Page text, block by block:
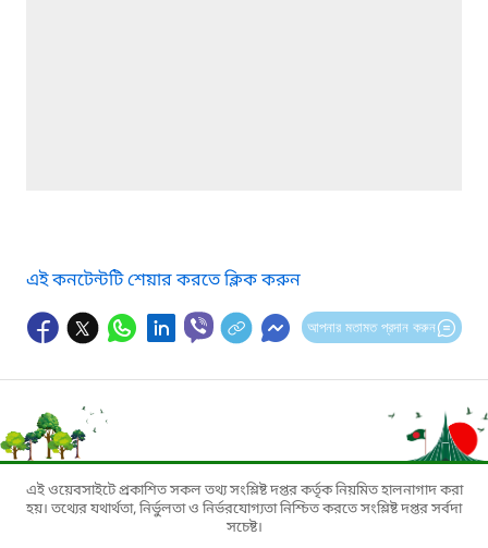
এই কনটেন্টটি শেয়ার করতে ক্লিক করুন
আপনার মতামত প্রদান করুন
এই ওয়েবসাইটে প্রকাশিত সকল তথ্য সংশ্লিষ্ট দপ্তর কর্তৃক নিয়মিত হালনাগাদ করা
হয়। তথ্যের যথার্থতা, নির্ভুলতা ও নির্ভরযোগ্যতা নিশ্চিত করতে সংশ্লিষ্ট দপ্তর সর্বদা
সচেষ্ট।